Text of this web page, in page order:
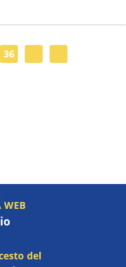
36
WEB
del